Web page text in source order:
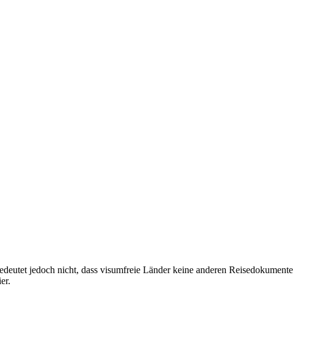
jedoch nicht, dass visumfreie Länder keine anderen Reisedokumente